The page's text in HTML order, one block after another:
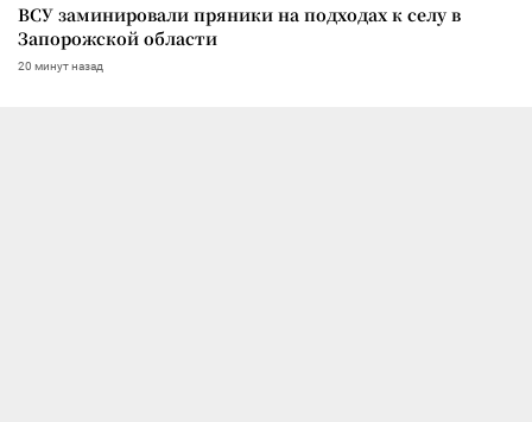
ВСУ заминировали пряники на подходах к селу в
Запорожской области
20 минут назад